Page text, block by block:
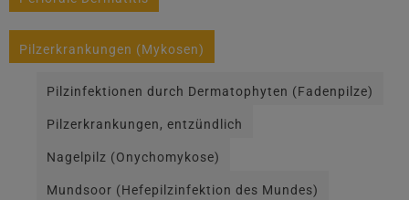
Pilzerkrankungen (Mykosen)
Pilzinfektionen durch Dermatophyten (Fadenpilze)
Pilzerkrankungen, entzündlich
Nagelpilz (Onychomykose)
Mundsoor (Hefepilzinfektion des Mundes)